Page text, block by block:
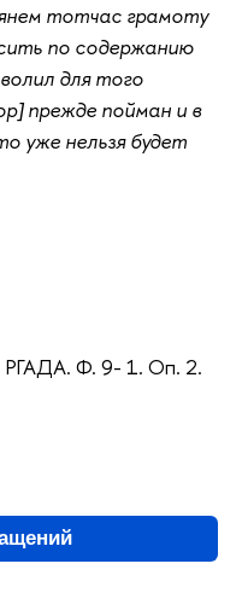
тотчас грамоту
по содержанию
для того
прежде пойман и в
уже нельзя будет
РГАДА. Ф. 9- 1. Оп. 2.